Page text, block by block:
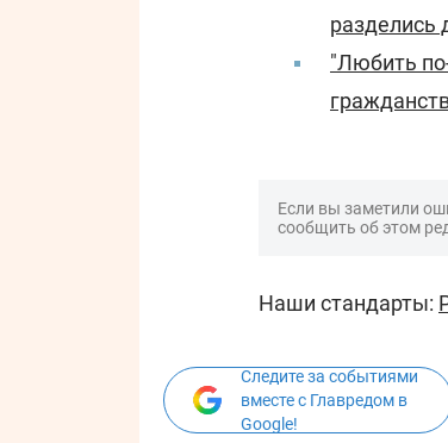
разделись
"Любить
Если вы заметили
сообщить об этом
Наши стандарты:
Следите за событиями
вместе с Главредом в
Google!